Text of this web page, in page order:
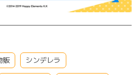
販 シンデレラ